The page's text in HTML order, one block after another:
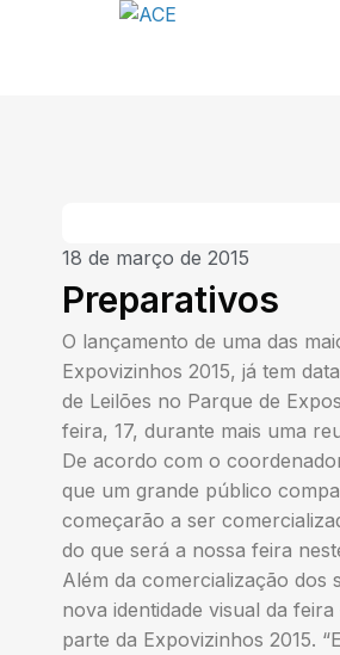
18 de março de 2015
Preparativos
O lançamento de uma das
Expovizinhos 2015, já tem
de Leilões no Parque de
feira, 17, durante mais uma
De acordo com o
que um grande público
começarão a ser
do que será a nossa feira
Além da comercialização dos
nova identidade visual da
parte da Expovizinhos 2015.